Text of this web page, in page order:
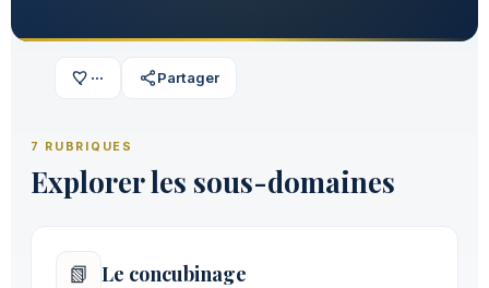
··· Partager
7 RUBRIQUES
Explorer les sous-domaines
📗 Le concubinage